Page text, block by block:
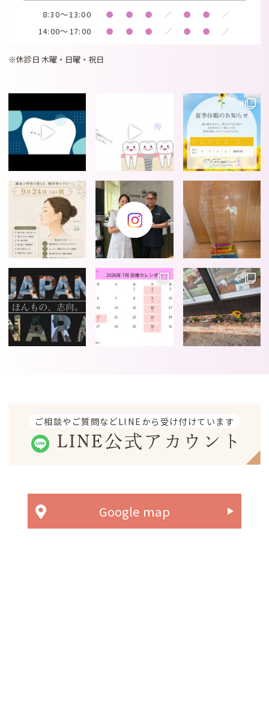
8:30～13:00 ● ● ● ／ ● ● ／
14:00～17:00 ● ● ● ／ ● ● ／
※休診日 木曜・日曜・祝日
ご相談やご質問などLINEから受け付けています
LINE公式アカウント
Google map